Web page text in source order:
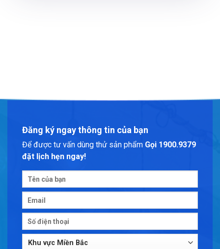
Đăng ký ngay thông tin của bạn
Để được tư vấn dùng thử sản phẩm Gọi 1900.9379
đặt lịch hẹn ngay!